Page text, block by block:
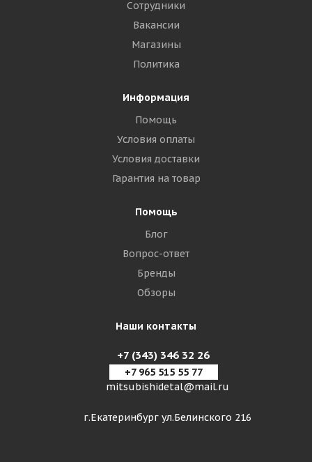
Сотрудники
Вакансии
Магазины
Политика
Информация
Помощь
Условия оплаты
Условия доставки
Гарантия на товар
Помощь
Блог
Вопрос-ответ
Бренды
Обзоры
Наши контакты
+7 (343) 346 32 26
+7 965 515 55 77
mitsubishidetal@mail.ru
г.Екатеринбург ул.Белинского 216